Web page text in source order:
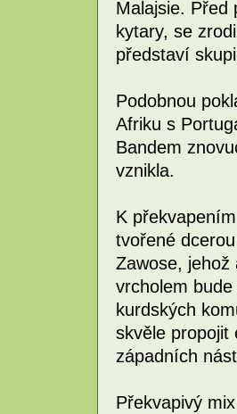
Malajsie. Před
kytary, se
představí
Podobnou
Afriku s
Bandem
vznikla.
K
tvořené
Zawose, jehož
vrcholem
kurdských
skvěle propojit
západních
Překvapivý